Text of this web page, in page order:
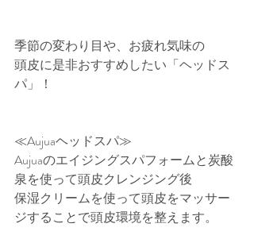
季節の変わり目や、お疲れ気味の
頭皮に是非おすすめしたい「ヘッドス
パ」！
≪Aujuaヘッドスパ≫
Aujuaのエイジングスパフォームと炭酸
泉を使って頭皮クレンジング後
保湿クリームを使って頭皮をマッサー
ジすることで頭皮環境を整えます。